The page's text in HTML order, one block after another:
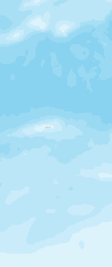
à l’hôtel
Arenal
départ de votre hôtel
8 personnes).
quelques pauses